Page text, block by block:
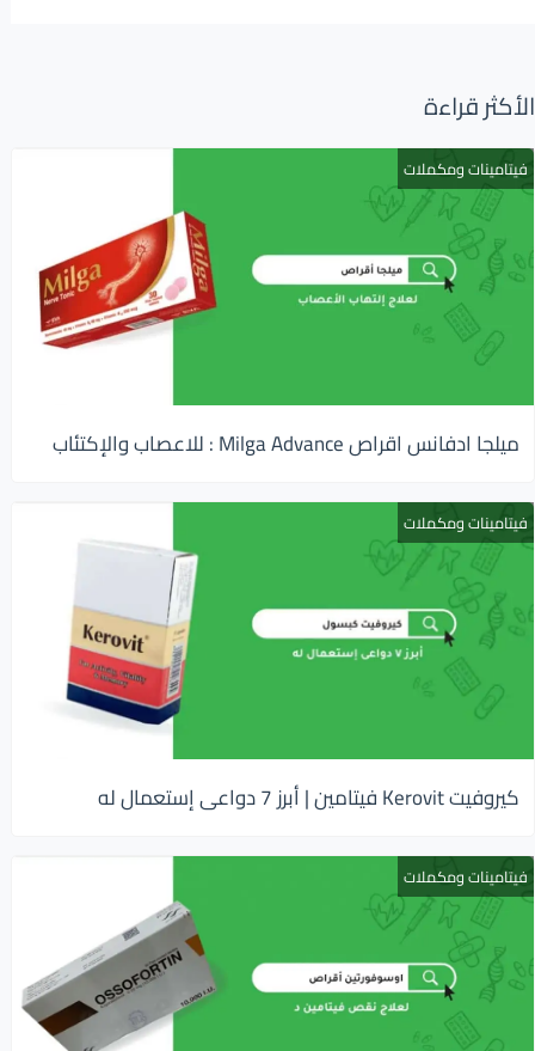
الأكثر قراءة
فيتامينات ومكملات
ميلجا ادفانس اقراص Milga Advance : للاعصاب والإكتئاب
فيتامينات ومكملات
كيروفيت Kerovit فيتامين | أبرز 7 دواعى إستعمال له
فيتامينات ومكملات